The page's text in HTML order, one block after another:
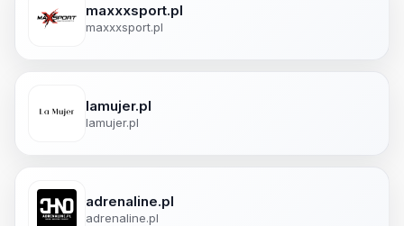
maxxxsport.pl
maxxxsport.pl
lamujer.pl
lamujer.pl
adrenaline.pl
adrenaline.pl